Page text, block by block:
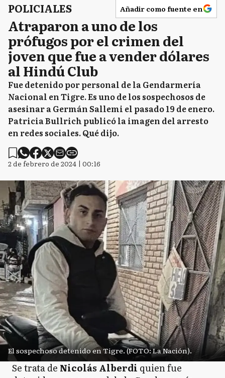
POLICIALES Añadir como fuente en
Atraparon a uno de los
prófugos por el crimen del
joven que fue a vender dólares
al Hindú Club
Fue detenido por personal de la Gendarmería
Nacional en Tigre. Es uno de los sospechosos de
asesinar a Germán Sallemi el pasado 19 de enero.
Patricia Bullrich publicó la imagen del arresto
en redes sociales. Qué dijo.
2 de febrero de 2024 | 00:16
El sospechoso detenido en Tigre. (FOTO: La Nación).
Se trata de Nicolás Alberdi quien fue